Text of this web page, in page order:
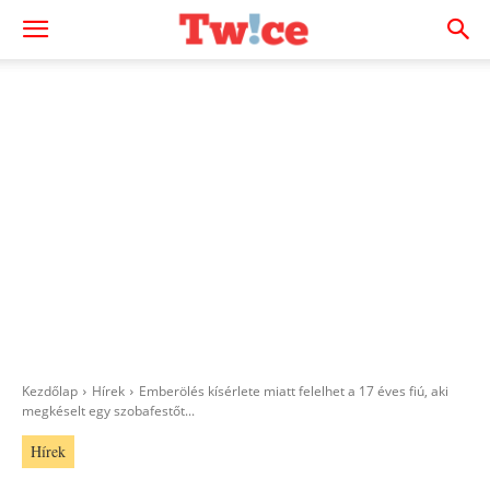
Kezdőlap Hírek
Emberölés kísérlete miatt felelhet a 17 éves fiú, aki
megkéselt egy szobafestőt...
Hírek